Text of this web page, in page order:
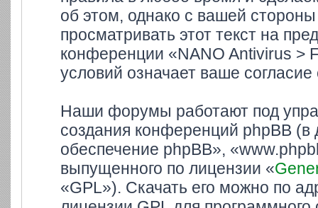
об этом, однако с вашей
просматривать этот текст на
конференции «NANO Antivirus >
условий означает ваше
Наши форумы работают под
создания конференций phpBB
обеспечение phpBB»,
выпущенного по лицензии «
«GPL»). Скачать его можно по